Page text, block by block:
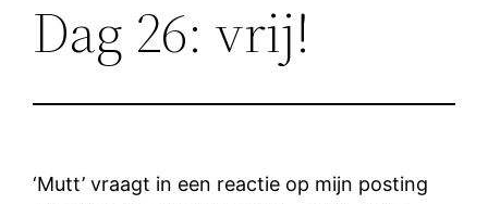
Dag 26: vrij!
‘Mutt’ vraagt in een reactie op mijn posting